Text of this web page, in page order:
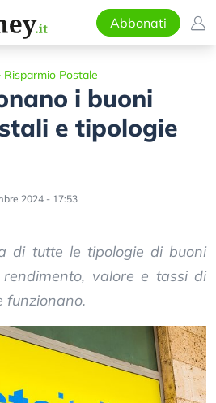
Abbonati
Risparmio Postale
i buoni
e tipologie
2024 - 17:53
di tutte le tipologie di buoni
valore e tassi di
funzionano.